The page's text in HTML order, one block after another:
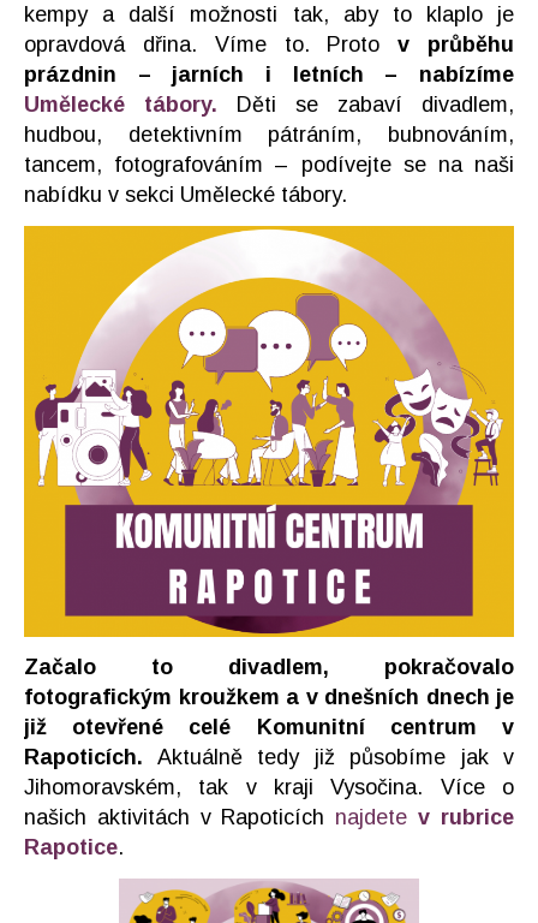
kempy a další možnosti tak, aby to klaplo je
opravdová dřina. Víme to. Protov průběhu
prázdnin – jarních i letních – nabízíme
Umělecké tábory. Děti se zabaví divadlem,
hudbou, detektivním pátráním, bubnováním,
tancem, fotografováním – podívejte se na naši
nabídku v sekci Umělecké tábory.
Začalo to divadlem, pokračovalo
fotografickým kroužkem a v dnešních dnech je
již otevřené celé Komunitní centrum v
Rapoticích. Aktuálně tedy již působíme jak v
Jihomoravském, tak v kraji Vysočina. Více o
našich aktivitách v Rapoticích najdetev rubrice
Rapotice.